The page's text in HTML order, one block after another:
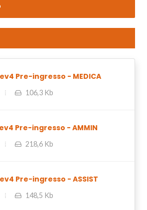
Pre-ingresso - MEDICA
106,3 Kb
Pre-ingresso - AMMIN
218,6 Kb
Pre-ingresso - ASSIST
148,5 Kb